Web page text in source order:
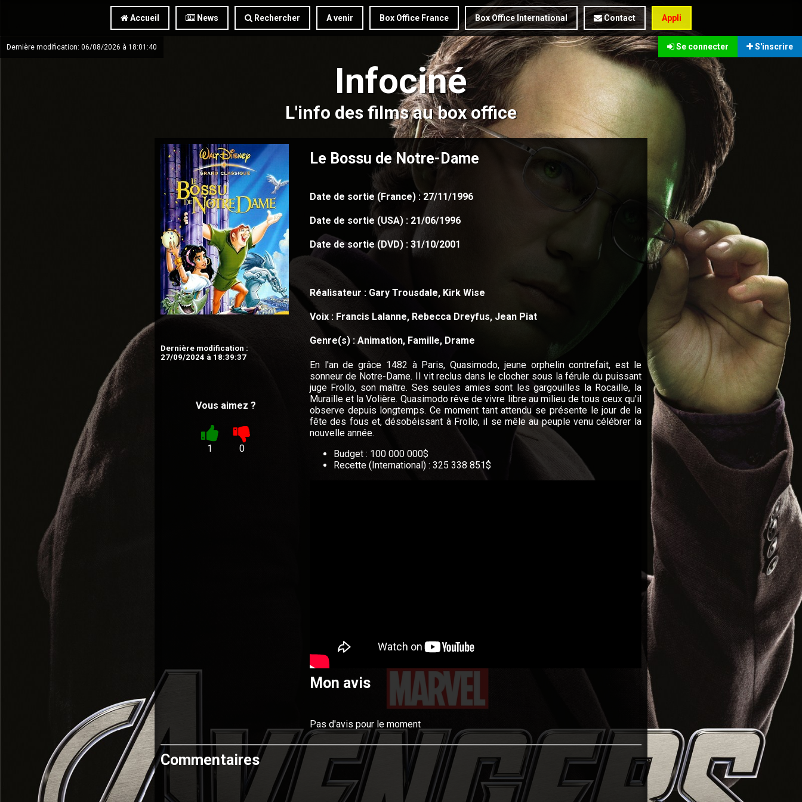
Accueil News Rechercher A venir Box Office France Box Office International Contact Appli
Se connecter S'inscrire
Dernière modification: 06/08/2026 à 18:01:40
Infociné
L'info des films au box office
Dernière modification :
27/09/2024 à 18:39:37
Vous aimez ?
1 0
Le Bossu de Notre-Dame
Date de sortie (France) : 27/11/1996
Date de sortie (USA) : 21/06/1996
Date de sortie (DVD) : 31/10/2001
Réalisateur : Gary Trousdale, Kirk Wise
Voix : Francis Lalanne, Rebecca Dreyfus, Jean Piat
Genre(s) : Animation, Famille, Drame
En l'an de grâce 1482 à Paris, Quasimodo, jeune orphelin contrefait, est le
sonneur de Notre-Dame. Il vit reclus dans le clocher sous la férule du puissant
juge Frollo, son maître. Ses seules amies sont les gargouilles la Rocaille, la
Muraille et la Volière. Quasimodo rêve de vivre libre au milieu de tous ceux qu'il
observe depuis longtemps. Ce moment tant attendu se présente le jour de la
fête des fous et, désobéissant à Frollo, il se mêle au peuple venu célébrer la
nouvelle année.
Budget : 100 000 000$
Recette (International) : 325 338 851$
Mon avis
Pas d'avis pour le moment
Commentaires